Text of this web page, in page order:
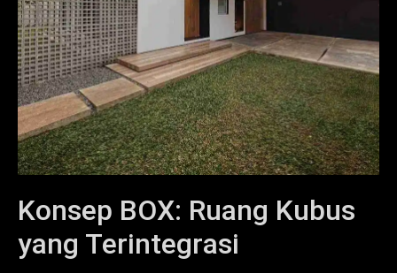
Konsep BOX: Ruang Kubus
yang Terintegrasi